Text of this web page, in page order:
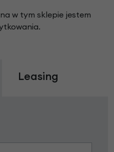
w tym sklepie jestem
Leasing